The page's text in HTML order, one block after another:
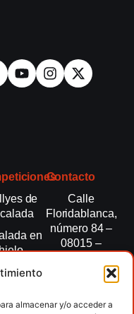
almacenar y/o acceder a
de
en
de
Contacto
Calle
Floridablanca,
número 84 –
08015 –
fedme@fedme.es
934 264 267